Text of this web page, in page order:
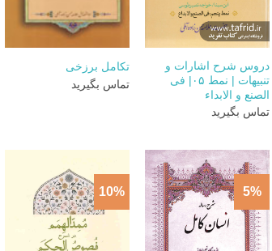
دروس شرح اشارات و
تنبیهات | نمط ۰۵| فی
الصنع و الابداء
تماس بگیرید
تکامل برزخی
تماس بگیرید
5%
10%